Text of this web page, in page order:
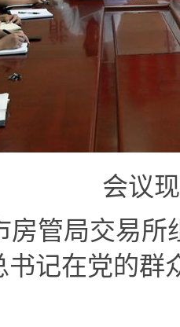
会议
管局交易所
记在党的